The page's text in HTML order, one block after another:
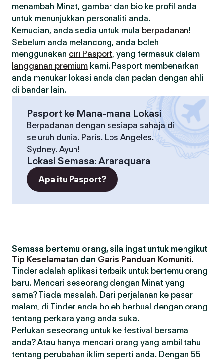
menambah Minat, gambar dan bio ke profil anda
untuk menunjukkan personaliti anda.
Kemudian, anda sedia untuk mula berpadanan!
Sebelum anda melancong, anda boleh
menggunakan ciri Pasport, yang termasuk dalam
langganan premium kami. Pasport membenarkan
anda menukar lokasi anda dan padan dengan ahli
di bandar lain.
Pasport ke Mana-mana Lokasi
Berpadanan dengan sesiapa sahaja di
seluruh dunia. Paris. Los Angeles.
Sydney. Ayuh!
Lokasi Semasa:Araraquara
Apa itu Pasport?
Semasa bertemu orang, sila ingat untuk mengikut
Tip Keselamatan dan Garis Panduan Komuniti.
Tinder adalah aplikasi terbaik untuk bertemu orang
baru. Mencari seseorang dengan Minat yang
sama? Tiada masalah. Dari perjalanan ke pasar
malam, di Tinder anda boleh berbual dengan orang
tentang perkara yang anda suka.
Perlukan seseorang untuk ke festival bersama
anda? Atau hanya mencari orang yang ambil tahu
tentang perubahan iklim seperti anda. Dengan 55